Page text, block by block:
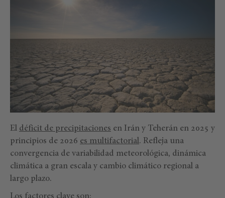
El déficit de precipitaciones en Irán y Teherán en 2025 y
principios de 2026 es multifactorial. Refleja una
convergencia de variabilidad meteorológica, dinámica
climática a gran escala y cambio climático regional a
largo plazo.